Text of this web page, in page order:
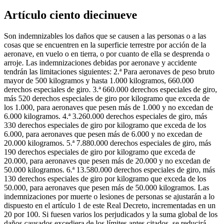
Artículo ciento diecinueve
Son indemnizables los daños que se causen a las personas o a las
cosas que se encuentren en la superficie terrestre por acción de la
aeronave, en vuelo o en tierra, o por cuanto de ella se desprenda o
arroje. Las indemnizaciones debidas por aeronave y accidente
tendrán las limitaciones siguientes: 2.ª Para aeronaves de peso bruto
mayor de 500 kilogramos y hasta 1.000 kilogramos, 660.000
derechos especiales de giro. 3.ª 660.000 derechos especiales de giro,
más 520 derechos especiales de giro por kilogramo que exceda de
los 1.000, para aeronaves que pesen más de 1.000 y no excedan de
6.000 kilogramos. 4.ª 3.260.000 derechos especiales de giro, más
330 derechos especiales de giro por kilogramo que exceda de los
6.000, para aeronaves que pesen más de 6.000 y no excedan de
20.000 kilogramos. 5.ª 7.880.000 derechos especiales de giro, más
190 derechos especiales de giro por kilogramo que exceda de
20.000, para aeronaves que pesen más de 20.000 y no excedan de
50.000 kilogramos. 6.ª 13.580.000 derechos especiales de giro, más
130 derechos especiales de giro por kilogramo que exceda de los
50.000, para aeronaves que pesen más de 50.000 kilogramos. Las
indemnizaciones por muerte o lesiones de personas se ajustarán a lo
dispuesto en el artículo 1 de este Real Decreto, incrementadas en un
20 por 100. Si fuesen varios los perjudicados y la suma global de los